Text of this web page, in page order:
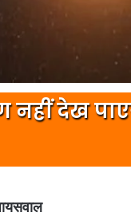
नहीं देख